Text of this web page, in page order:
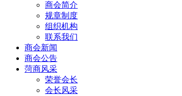
商会简介
规章制度
组织机构
联系我们
商会新闻
商会公告
菏商风采
荣誉会长
会长风采